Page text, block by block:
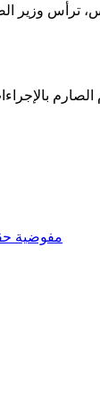
مفوضية